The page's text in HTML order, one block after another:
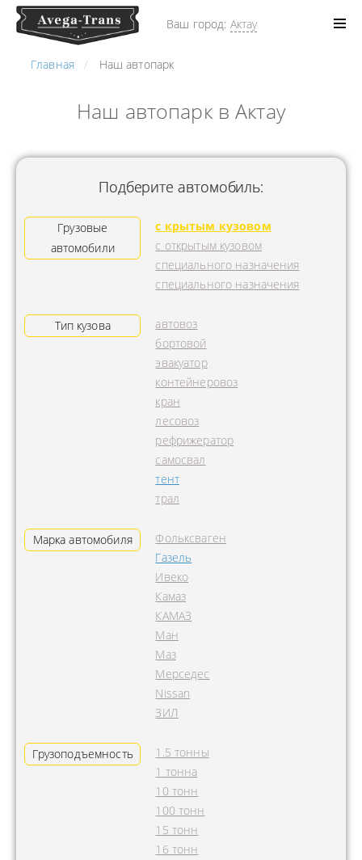
Ваш город: Актау
Главная Наш автопарк
Наш автопарк в Актау
Подберите автомобиль:
Грузовые
автомобили
с крытым кузовом
с открытым кузовом
специального назначения
специального назначения
Тип кузова
автовоз
бортовой
эвакуатор
контейнеровоз
кран
лесовоз
рефрижератор
самосвал
тент
трал
Марка автомобиля
Фольксваген
Газель
Ивеко
Камаз
КАМАЗ
Ман
Маз
Мерседес
Nissan
ЗИЛ
Грузоподъемность
1.5 тонны
1 тонна
10 тонн
100 тонн
15 тонн
16 тонн